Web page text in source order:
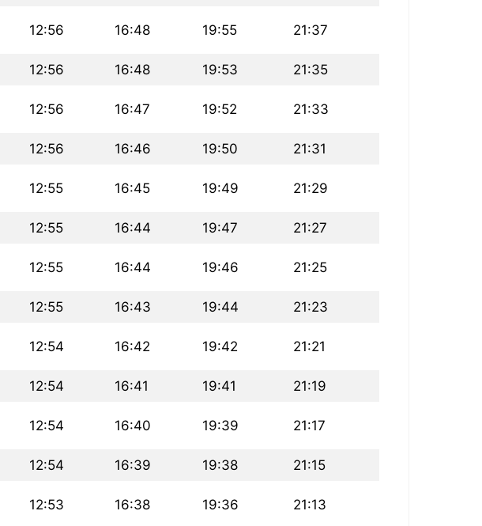
12:56 16:48 19:55 21:37
12:56 16:48 19:53 21:35
12:56 16:47 19:52 21:33
12:56 16:46 19:50 21:31
12:55 16:45 19:49 21:29
12:55 16:44 19:47 21:27
12:55 16:44 19:46 21:25
12:55 16:43 19:44 21:23
12:54 16:42 19:42 21:21
12:54 16:41 19:41 21:19
12:54 16:40 19:39 21:17
12:54 16:39 19:38 21:15
12:53 16:38 19:36 21:13